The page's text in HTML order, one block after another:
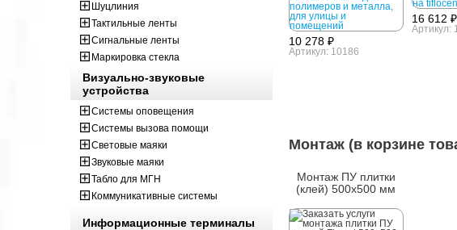
10 278 ₽
Артикул: 10186
16 612 ₽
Артикул:
Монтаж (в корзине
Монтаж ПУ плитки
(клей) 500x500 мм
Шуцлиния
Тактильные ленты
Сигнальные ленты
Маркировка стекла
Визуально-звуковые
устройства
Системы оповещения
Системы вызова помощи
Световые маяки
Звуковые маяки
Табло для МГН
Коммуникативные системы
Информационные терминалы